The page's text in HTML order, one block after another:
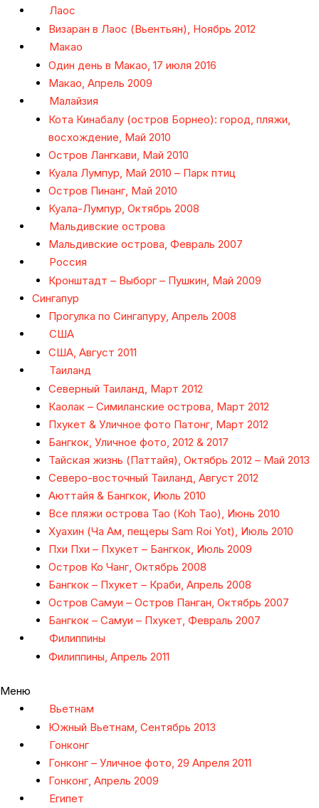
Лаос
Визаран в Лаос (Вьентьян), Ноябрь 2012
Макао
Один день в Макао, 17 июля 2016
Макао, Апрель 2009
Малайзия
Кота Кинабалу (остров Борнео): город, пляжи,
восхождение, Май 2010
Остров Лангкави, Май 2010
Куала Лумпур, Май 2010 – Парк птиц
Остров Пинанг, Май 2010
Куала-Лумпур, Октябрь 2008
Мальдивские острова
Мальдивские острова, Февраль 2007
Россия
Кронштадт – Выборг – Пушкин, Май 2009
Сингапур
Прогулка по Сингапуру, Апрель 2008
США
США, Август 2011
Таиланд
Северный Таиланд, Март 2012
Каолак – Симиланские острова, Март 2012
Пхукет & Уличное фото Патонг, Март 2012
Бангкок, Уличное фото, 2012 & 2017
Тайская жизнь (Паттайя), Октябрь 2012 – Май 2013
Северо-восточный Таиланд, Август 2012
Аюттайя & Бангкок, Июль 2010
Все пляжи острова Тао (Koh Tao), Июнь 2010
Хуахин (Ча Ам, пещеры Sam Roi Yot), Июль 2010
Пхи Пхи – Пхукет – Бангкок, Июль 2009
Остров Ко Чанг, Октябрь 2008
Бангкок – Пхукет – Краби, Апрель 2008
Остров Самуи – Остров Панган, Октябрь 2007
Бангкок – Самуи – Пхукет, Февраль 2007
Филиппины
Филиппины, Апрель 2011
Меню
Вьетнам
Южный Вьетнам, Сентябрь 2013
Гонконг
Гонконг – Уличное фото, 29 Апреля 2011
Гонконг, Апрель 2009
Египет